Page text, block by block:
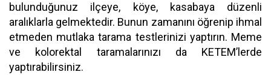
bulunduğunuz ilçeye, köye, kasabaya düzenli
aralıklarla gelmektedir. Bunun zamanını öğrenip ihmal
etmeden mutlaka tarama testlerinizi yaptırın. Meme
ve kolorektal taramalarınızı da KETEM’lerde
yaptırabilirsiniz.